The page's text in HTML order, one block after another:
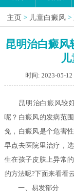
主页 > 儿童白癜风 >
昆明治白癜风
时间: 2023-05-12
昆明 治白癜风较
呢？白癜风的发病范
免，白癜风是个危害
早点去医院里治疗，
生在孩子皮肤上异常
的方法呢?下面来看看
一、易发部分